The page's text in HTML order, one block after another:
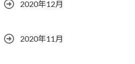
2020年12月
2020年11月